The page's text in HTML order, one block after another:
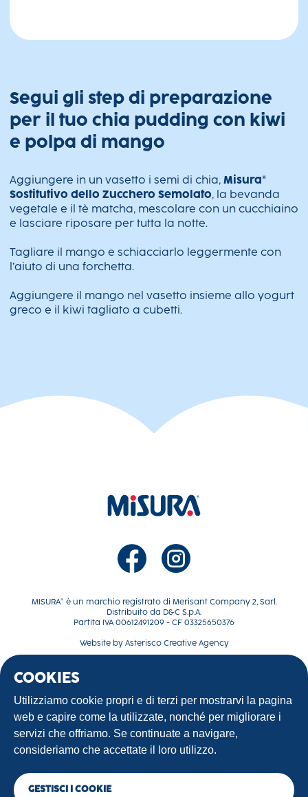
Segui gli step di preparazione
per il tuo chia pudding con kiwi
e polpa di mango
Aggiungere in un vasetto i semi di chia, Misura®
Sostitutivo dello Zucchero Semolato, la bevanda
vegetale e il tè matcha, mescolare con un cucchiaino
e lasciare riposare per tutta la notte.
Tagliare il mango e schiacciarlo leggermente con
l’aiuto di una forchetta.
Aggiungere il mango nel vasetto insieme allo yogurt
greco e il kiwi tagliato a cubetti.
MISURA® è un marchio registrato di Merisant Company 2, Sarl.
Distribuito da D&C S.p.A.
Partita IVA 00612491209 - CF 03325650376
Website by Asterisco Creative Agency
Terms of use
Privacy Policy
COOKIES
Utilizziamo cookie propri e di terzi per mostrarvi la pagina
web e capire come la utilizzate, nonché per migliorare i
servizi che offriamo. Se continuate a navigare,
consideriamo che accettate il loro utilizzo.
GESTISCI I COOKIE